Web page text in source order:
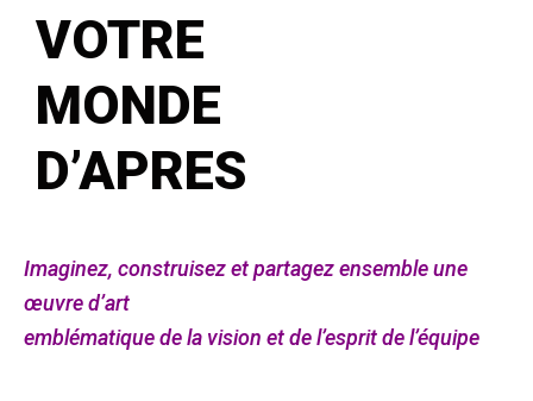
VOTRE
MONDE
D’APRES
Imaginez, construisez et partagez ensemble une
œuvre d’art
emblématique de la vision et de l’esprit de l’équipe